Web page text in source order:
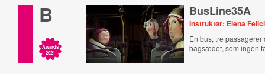
B
Awards
2021
BusLine35A
Instruktør: Elena Felici
En bus, tre
bagsædet, som ingen